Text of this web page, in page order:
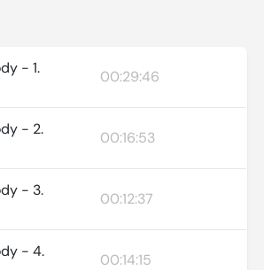
- 1.
00:29:46
- 2.
00:16:53
- 3.
00:12:37
- 4.
00:14:15